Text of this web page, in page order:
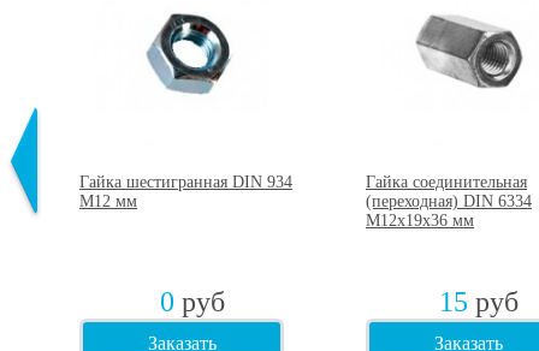
Гайка шестигранная DIN 934
М12 мм
0 руб
Заказать
Гайка соединительная
(переходная) DIN 6334
М12х19х36 мм
15 руб
Заказать